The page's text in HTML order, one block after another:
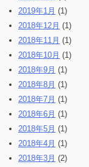
2019年1月 (1)
2018年12月 (1)
2018年11月 (1)
2018年10月 (1)
2018年9月 (1)
2018年8月 (1)
2018年7月 (1)
2018年6月 (1)
2018年5月 (1)
2018年4月 (1)
2018年3月 (2)